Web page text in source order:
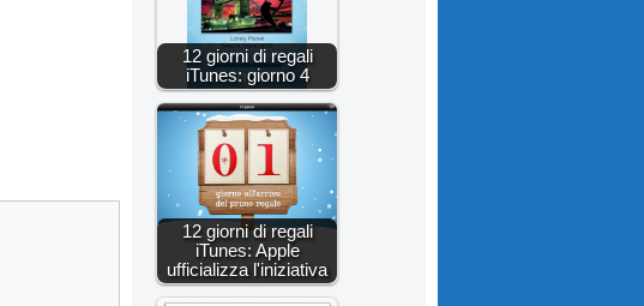
12 giorni di regali
iTunes: giorno 4
12 giorni di regali
iTunes: Apple
ufficializza l'iniziativa